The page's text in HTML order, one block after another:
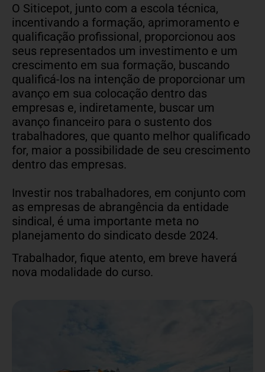
O Siticepot, junto com a escola técnica,
incentivando a formação, aprimoramento e
qualificação profissional, proporcionou aos
seus representados um investimento e um
crescimento em sua formação, buscando
qualificá-los na intenção de proporcionar um
avanço em sua colocação dentro das
empresas e, indiretamente, buscar um
avanço financeiro para o sustento dos
trabalhadores, que quanto melhor qualificado
for, maior a possibilidade de seu crescimento
dentro das empresas.
Investir nos trabalhadores, em conjunto com
as empresas de abrangência da entidade
sindical, é uma importante meta no
planejamento do sindicato desde 2024.
Trabalhador, fique atento, em breve haverá
nova modalidade do curso.